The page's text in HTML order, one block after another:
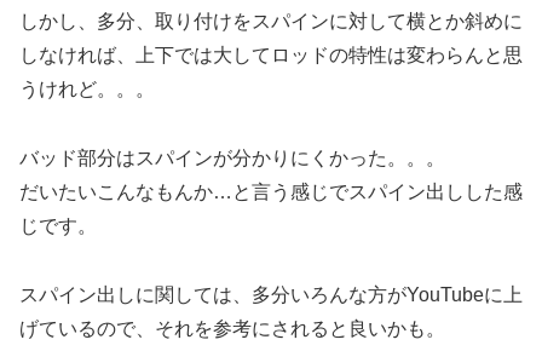
しかし、多分、取り付けをスパインに対して横とか斜めに
しなければ、上下では大してロッドの特性は変わらんと思
うけれど。。。
バッド部分はスパインが分かりにくかった。。。
だいたいこんなもんか…と言う感じでスパイン出しした感
じです。
スパイン出しに関しては、多分いろんな方がYouTubeに上
げているので、それを参考にされると良いかも。